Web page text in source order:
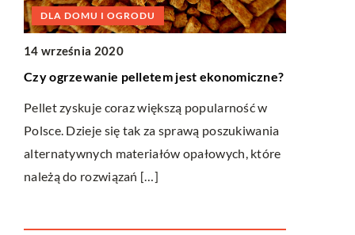
DLA DOMU I OGRODU
14 września 2020
Czy ogrzewanie pelletem jest ekonomiczne?
Pellet zyskuje coraz większą popularność w
Polsce. Dzieje się tak za sprawą poszukiwania
alternatywnych materiałów opałowych, które
należą do rozwiązań […]